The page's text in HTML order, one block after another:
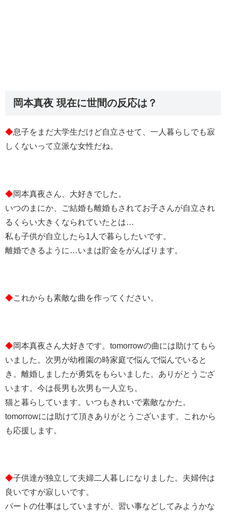
岡本真夜 現在に世間の反応は？
◆息子をまだ大学生だけど自立させて、一人暮らしでも寂
しくないって立派な女性だね。
◆岡本真夜さん、大好きでした。
いつのまにか、ご結婚も離婚もされてお子さんが自立され
るくらい大きくなられていたとは…
私も子供が自立したら1人で暮らしたいです。
離婚できるように…いまは貯金をがんばります。
◆これからも素敵な曲を作ってください。
◆岡本真夜さん大好きです。tomorrowの曲には助けてもら
いました。次男が幼稚園の時家庭で悩んで悩んでいると
き。離婚しましたが勇気をもらいました。ありがとうござ
います。今は長男も次男も一人立ち。
猫と暮らしています。いつもきれいで素敵なかた。
tomorrowには助けて頂きありがとうございます。これから
も応援します。
◆子供達が独立して夫婦二人暮しになりました。夫婦仲は
良いですが寂しいです。
パートの仕事はしていますが、習い事などしてみようかな